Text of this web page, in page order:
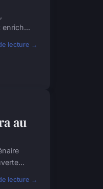
lecture →
au
lecture →